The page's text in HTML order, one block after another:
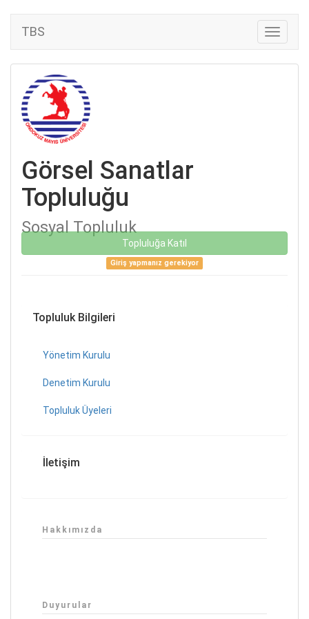
TBS
Görsel Sanatlar
Topluluğu
Sosyal Topluluk
Topluluğa Katıl
Giriş yapmanız gerekiyor
Topluluk Bilgileri
Yönetim Kurulu
Denetim Kurulu
Topluluk Üyeleri
İletişim
Hakkımızda
Duyurular